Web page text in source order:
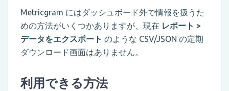
Metricgram にはダッシュボード外で情報を扱うた
めの方法がいくつかありますが、現在 レポート >
データをエクスポート のような CSV/JSON の定期
ダウンロード画面はありません。
利用できる方法